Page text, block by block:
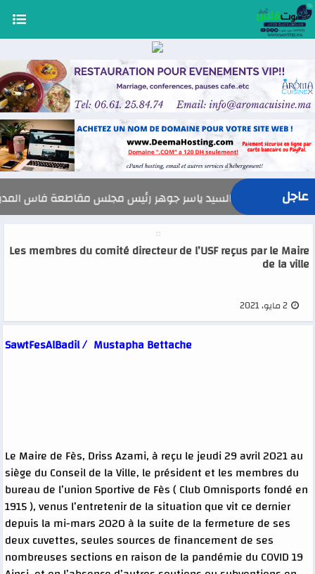
عاجل السيد ياسر جوهر رئيس مجلس مقاطعة فاس المدينة يهنئ صاحب
Les membres du comité directeur de l’USF reçus par le Maire
de la ville
2 مايو، 2021
SawtFesAlBadil / Mustapha Bettache
Le Maire de Fès, Driss Azami, à reçu le jeudi 29 avril 2021 au
siège du Conseil de la Ville, le président et les membres du
bureau de l’union Sportive de Fès ( Club Omnisports fondé en
1915 ), venus l’entretenir de la situation que vit ce dernier
depuis la mi-mars 2020 à la suite de la fermeture de ses
deux cuvettes, seules sources de financement de ses
nombreuses sections en raison de la pandémie du COVID 19